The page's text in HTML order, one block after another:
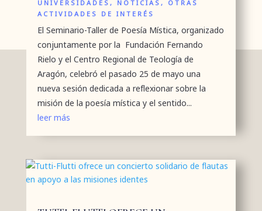
UNIVERSIDADES, NOTICIAS, OTRAS
ACTIVIDADES DE INTERÉS
El Seminario-Taller de Poesía Mística, organizado
conjuntamente por la Fundación Fernando
Rielo y el Centro Regional de Teología de
Aragón, celebró el pasado 25 de mayo una
nueva sesión dedicada a reflexionar sobre la
misión de la poesía mística y el sentido...
leer más